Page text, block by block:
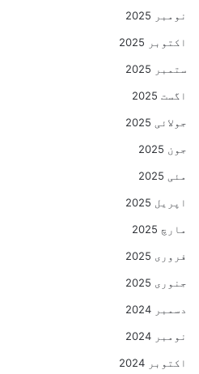
نومبر 2025
اکتوبر 2025
ستمبر 2025
اگست 2025
جولائی 2025
جون 2025
مئی 2025
اپریل 2025
مارچ 2025
فروری 2025
جنوری 2025
دسمبر 2024
نومبر 2024
اکتوبر 2024